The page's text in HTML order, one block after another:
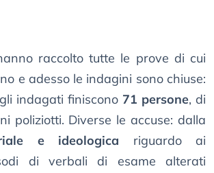
raccolto tutte le prove di cui
e adesso le indagini sono chiuse:
indagati finiscono 71 persone, di
poliziotti. Diverse le accuse: dalla
e ideologica riguardo ai
di verbali di esame alterati